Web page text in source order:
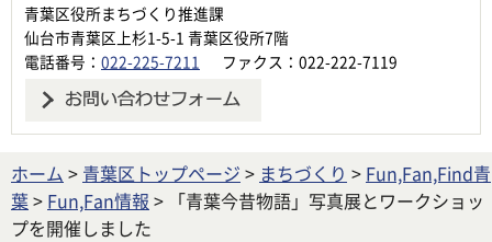
青葉区役所まちづくり推進課
仙台市青葉区上杉1-5-1 青葉区役所7階
電話番号： 022-225-7211 ファクス：022-222-7119
ホーム > 青葉区トップページ > まちづくり > Fun,Fan,Find青
葉> Fun,Fan情報 > 「青葉今昔物語」写真展とワークショッ
プを開催しました